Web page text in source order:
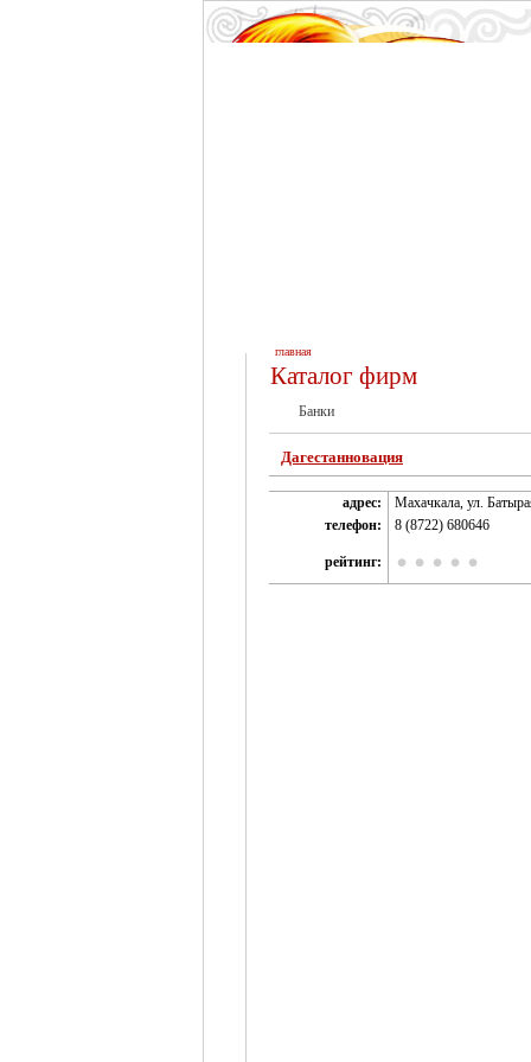
главная
Каталог фирм
Банки
Дагестанновация
адрес:
Махачкала, ул.
телефон:
8 (8722) 680646
рейтинг: